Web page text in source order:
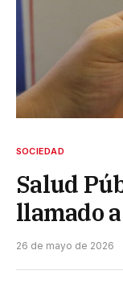
SOCIEDAD
Salud
llamado
26 de mayo de 2026